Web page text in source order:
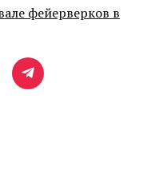
фейерверков в